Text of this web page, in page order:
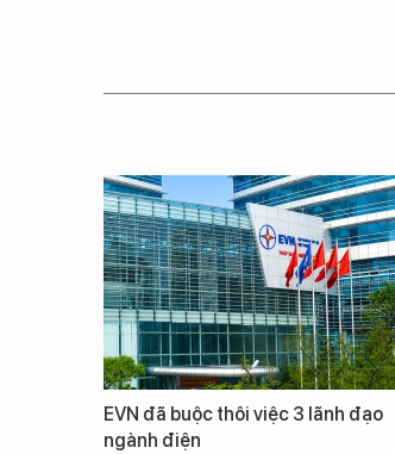
EVN đã buộc thôi việc 3 lãnh đạo
ngành điện